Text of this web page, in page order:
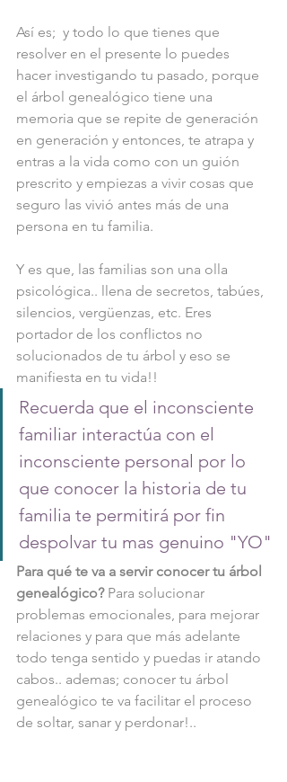
Así es;  y todo lo que tienes que
resolver en el presente lo puedes
hacer investigando tu pasado, porque
el árbol genealógico tiene una
memoria que se repite de generación
en generación y entonces, te atrapa y
entras a la vida como con un guión
prescrito y empiezas a vivir cosas que
seguro las vivió antes más de una
persona en tu familia.
Y es que, las familias son una olla
psicológica.. llena de secretos, tabúes,
silencios, vergüenzas, etc. Eres
portador de los conflictos no
solucionados de tu árbol y eso se
manifiesta en tu vida!!
Recuerda que el inconsciente
familiar interactúa con el
inconsciente personal por lo
que conocer la historia de tu
familia te permitirá por fin
despolvar tu mas genuino "YO"
Para qué te va a servir conocer tu árbol
genealógico? Para solucionar
problemas emocionales, para mejorar
relaciones y para que más adelante
todo tenga sentido y puedas ir atando
cabos.. ademas; conocer tu árbol
genealógico te va facilitar el proceso
de soltar, sanar y perdonar!..